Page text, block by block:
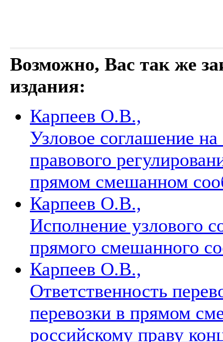
Возможно, Вас так же
издания:
Карпеев О.В.,
Узловое соглашение
правового
прямом смешанном
Карпеев О.В.,
Исполнение узлового
прямого смешанного
Карпеев О.В.,
Ответственность
перевозки в прямом
российскому праву